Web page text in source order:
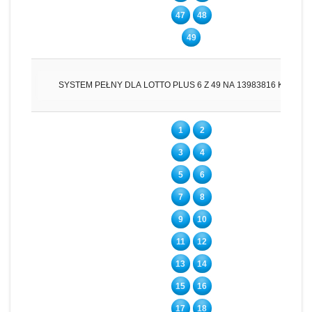
47 48
49
SYSTEM PEŁNY DLA LOTTO PLUS 6 Z 49 NA 13983816
1 2
3 4
5 6
7 8
9 10
11 12
13 14
15 16
17 18